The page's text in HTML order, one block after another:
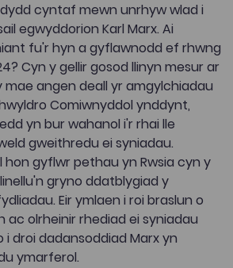
cyntaf mewn unrhyw wlad i
egwyddorion Karl Marx. Ai
fu'r hyn a gyflawnodd ef rhwng
Cyn y gellir gosod llinyn mesur ar
mae angen deall yr amgylchiadau
Comiwnyddol ynddynt,
yn bur wahanol i'r rhai lle
gweithredu ei syniadau.
hon gyflwr pethau yn Rwsia cyn y
gryno ddatblygiad y
Eir ymlaen i roi braslun o
ac olrheinir rhediad ei syniadau
droi dadansoddiad Marx yn
ymarferol.